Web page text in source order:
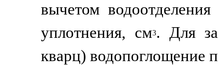
вычетом
уплотнения, см3. Для
кварц) водопоглощение